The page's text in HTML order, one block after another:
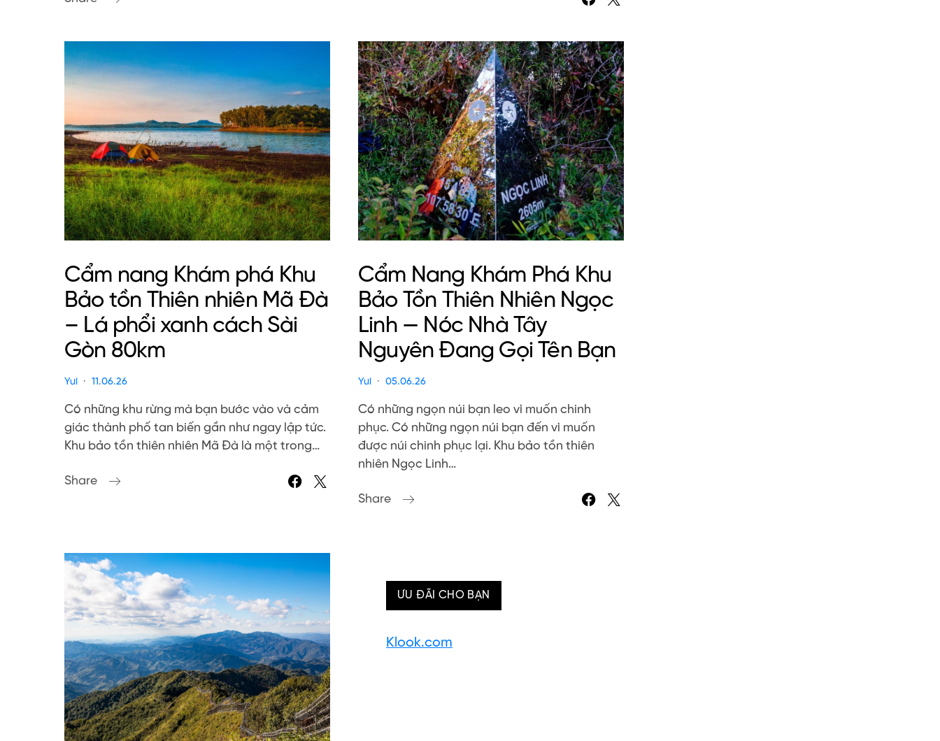
Cẩm nang Khám phá Khu
Bảo tồn Thiên nhiên Mã Đà
– Lá phổi xanh cách Sài
Gòn 80km
Yui 11.06.26
Có những khu rừng mà bạn bước vào và cảm
giác thành phố tan biến gần như ngay lập tức.
Khu bảo tồn thiên nhiên Mã Đà là một trong…
Share
Cẩm Nang Khám Phá Khu
Bảo Tồn Thiên Nhiên Ngọc
Linh — Nóc Nhà Tây
Nguyên Đang Gọi Tên Bạn
Yui 05.06.26
Có những ngọn núi bạn leo vì muốn chinh
phục. Có những ngọn núi bạn đến vì muốn
được núi chinh phục lại. Khu bảo tồn thiên
nhiên Ngọc Linh…
Share
ƯU ĐÃI CHO BẠN
Klook.com